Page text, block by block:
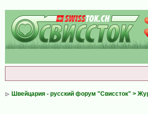
Швейцария - русский форум "Свиссток" >